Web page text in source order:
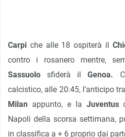
Carpi che alle 18 ospiterà il
contro i rosanero mentre,
Sassuolo sfiderà ilGenoa.
calcistico, alle 20:45, l’anticipo
Milan appunto, e la Juventus
Napoli della scorsa settimana,
in classifica a + 6 proprio dai